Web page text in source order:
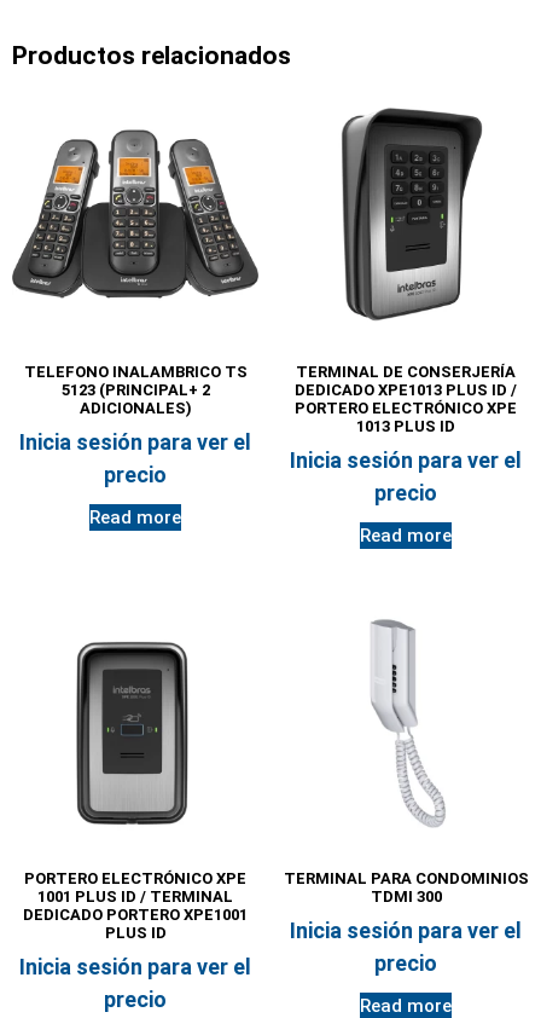
Productos relacionados
TELEFONO INALAMBRICO TS
5123 (PRINCIPAL+ 2
ADICIONALES)
Inicia sesión para ver el
precio
Read more
TERMINAL DE CONSERJERÍA
DEDICADO XPE1013 PLUS ID /
PORTERO ELECTRÓNICO XPE
1013 PLUS ID
Inicia sesión para ver el
precio
Read more
PORTERO ELECTRÓNICO XPE
1001 PLUS ID / TERMINAL
DEDICADO PORTERO XPE1001
PLUS ID
Inicia sesión para ver el
precio
TERMINAL PARA CONDOMINIOS
TDMI 300
Inicia sesión para ver el
precio
Read more